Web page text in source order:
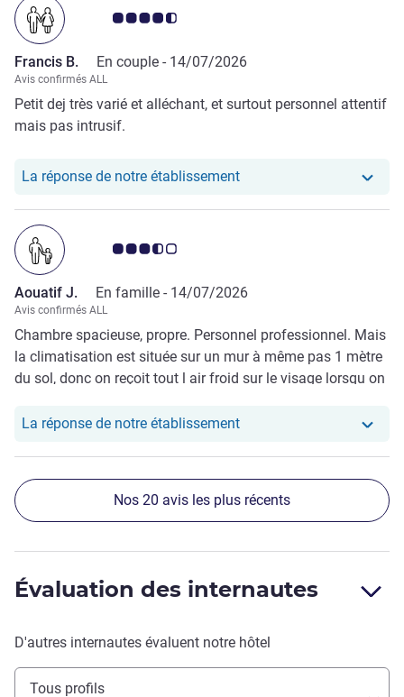
Note Avis clients 4.5/5
Francis B. En couple - 14/07/2026
Avis confirmés ALL
Petit dej très varié et alléchant, et surtout personnel attentif
mais pas intrusif.
La réponse de notre établissementNotre hôtel a repondu au
Note Avis clients 3.5/5
Aouatif J. En famille - 14/07/2026
Avis confirmés ALL
Chambre spacieuse, propre. Personnel professionnel. Mais
la climatisation est située sur un mur à même pas 1 mètre
du sol, donc on reçoit tout l air froid sur le visage lorsqu on
des travaux.
La réponse de notre établissementNotre hôtel a repondu
Nos 20 avis les plus récents
Évaluation des internautes
D'autres internautes évaluent notre hôtel
Tous profils